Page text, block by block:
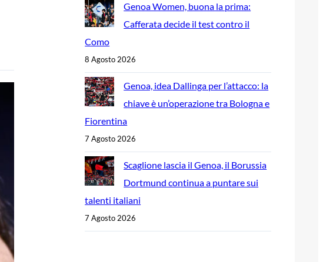
Genoa Women, buona la prima:
Cafferata decide il test contro il
Como
8 Agosto 2026
Genoa, idea Dallinga per l’attacco: la
chiave è un’operazione tra Bologna e
Fiorentina
7 Agosto 2026
Scaglione lascia il Genoa, il Borussia
Dortmund continua a puntare sui
talenti italiani
7 Agosto 2026